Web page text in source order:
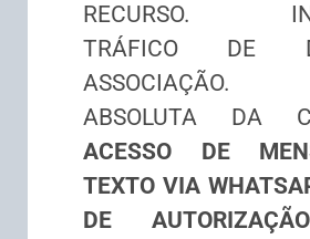
RECURSO.
TRÁFICO DE
ASSOCIAÇÃO.
ABSOLUTA DA
ACESSO DE
TEXTO VIA
DE